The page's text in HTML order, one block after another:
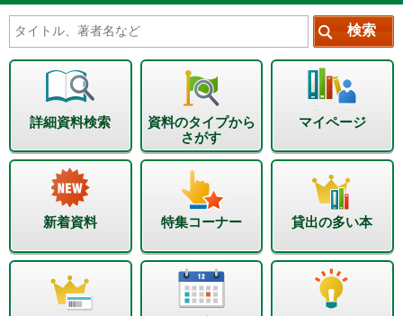
詳細資料検索
資料のタイプから
さがす
マイページ
新着資料 特集コーナー 貸出の多い本